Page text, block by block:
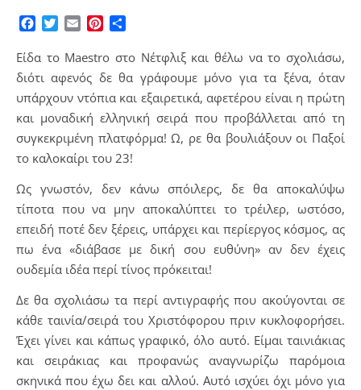
Facebook
TwitterEmailPinterest
Είδα το Maestro στο Νέτφλιξ και θέλω να το σχολιάσω,
διότι αφενός δε θα γράφουμε μόνο για τα ξένα, όταν
υπάρχουν ντόπια και εξαιρετικά, αφετέρου είναι η πρώτη
και μοναδική ελληνική σειρά που προβάλλεται από τη
συγκεκριμένη πλατφόρμα! Ω, ρε θα βουλιάξουν οι Παξοί
το καλοκαίρι του 23!
Ως γνωστόν, δεν κάνω σπόιλερς, δε θα αποκαλύψω
τίποτα που να μην αποκαλύπτει το τρέιλερ, ωστόσο,
επειδή ποτέ δεν ξέρεις, υπάρχει και περίεργος κόσμος, ας
πω ένα «διάβασε με δική σου ευθύνη» αν δεν έχεις
ουδεμία ιδέα περί τίνος πρόκειται!
Δε θα σχολιάσω τα περί αντιγραφής που ακούγονται σε
κάθε ταινία/σειρά του Χριστόφορου πριν κυκλοφορήσει.
Έχει γίνει και κάπως γραφικό, όλο αυτό. Είμαι ταινιάκιας
και σειράκιας και προφανώς αναγνωρίζω παρόμοια
σκηνικά που έχω δει και αλλού. Αυτό ισχύει όχι μόνο για